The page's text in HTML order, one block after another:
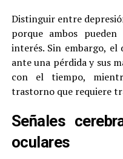
Distinguir entre
porque ambos
interés. Sin embargo,
ante una pérdida y sus
con el tiempo,
trastorno que requiere
Señales
oculares